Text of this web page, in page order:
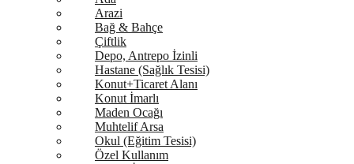
Arazi
Bağ & Bahçe
Çiftlik
Depo, Antrepo İzinli
Hastane (Sağlık Tesisi)
Konut+Ticaret Alanı
Konut İmarlı
Maden Ocağı
Muhtelif Arsa
Okul (Eğitim Tesisi)
Özel Kullanım